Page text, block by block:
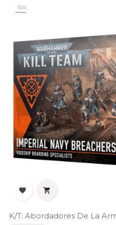
-15%
 
K/T: Abordadores De La